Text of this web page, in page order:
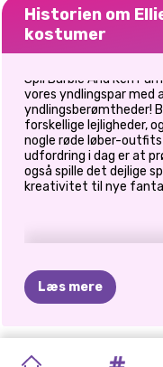
Historien om
kostumer
Spil Barbie And Ken
vores yndlingspar med
yndlingsberømtheder!
forskellige lejligheder,
nogle røde løber-
udfordring i dag er at
også spille det dejlige
kreativitet til nye
Læs mere
GOLDIE
ELLIE
ELLIE